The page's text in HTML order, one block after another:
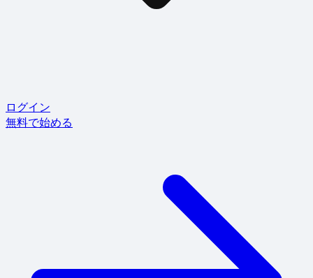
ログイン
無料で始める